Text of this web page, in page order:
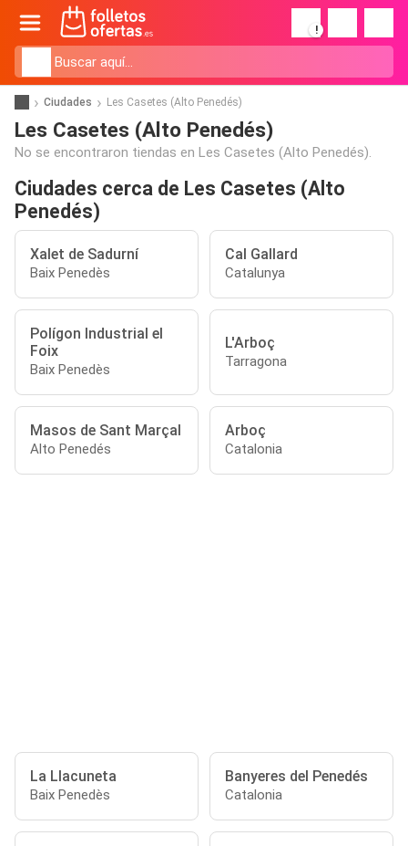
!
Ciudades Les Casetes (Alto Penedés)
Les Casetes (Alto Penedés)
No se encontraron tiendas en Les Casetes (Alto Penedés).
Ciudades cerca de Les Casetes (Alto
Penedés)
Xalet de Sadurní
Baix Penedès
Cal Gallard
Catalunya
Polígon Industrial el
Foix
Baix Penedès
L'Arboç
Tarragona
Masos de Sant Marçal
Alto Penedés
Arboç
Catalonia
La Llacuneta
Baix Penedès
Banyeres del Penedés
Catalonia